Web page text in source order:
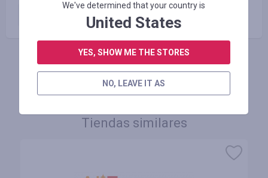
Оплаченный заказ
Tiendas similares
We've determined that your country is
United States
YES, SHOW ME THE STORES
NO, LEAVE IT AS